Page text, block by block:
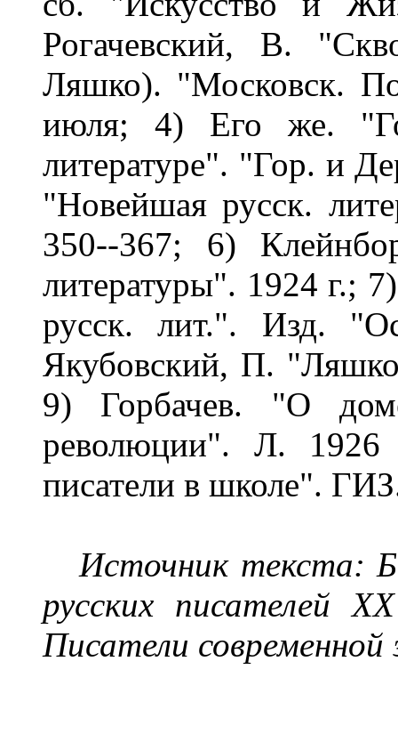
Рогачевский, В.
Ляшко). "Московск.
июля; 4) Его же.
литературе". "Гор. и
"Новейшая русск.
350--367; 6)
литературы". 1924 г.;
русск. лит.". Изд.
Якубовский, П.
9) Горбачев. "О
революции". Л. 1926
писатели в школе".
Источник текста:
русских писателей
Писатели современной